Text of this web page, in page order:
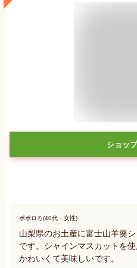
ショッ
ポポロろ(40代・女性)
山梨県のお土産に富士山羊羹
です。シャインマスカットを
かわいくて美味しいです。